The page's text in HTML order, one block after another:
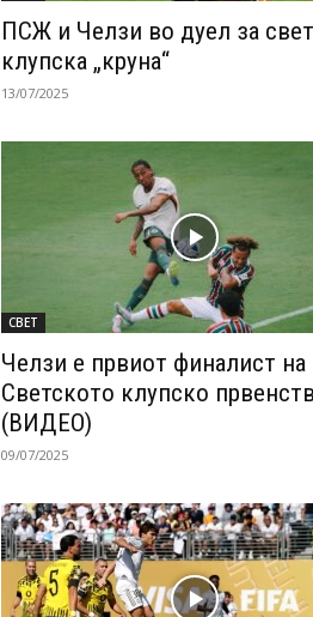
ПСЖ и Челзи во дуел за
клупска „круна“
13/07/2025
СВЕТ
Челзи е првиот финалист на
Светското клупско
(ВИДЕО)
09/07/2025